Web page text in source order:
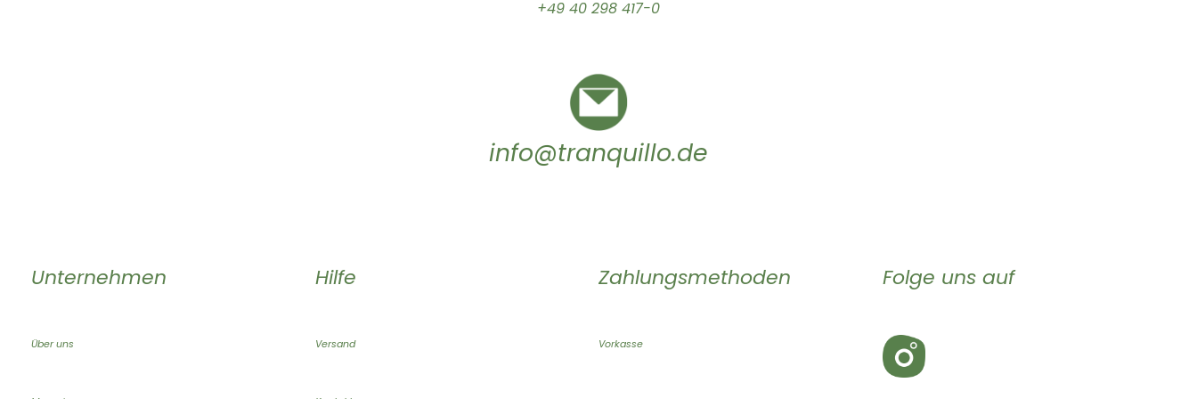
+49 40 298 417-0
info@tranquillo.de
Unternehmen
Über uns
Hilfe
Versand
Zahlungsmethoden
Vorkasse
Folge uns auf